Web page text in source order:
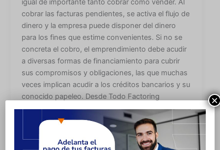
igual de importante tanto cobrar como vender. Al
cobrar las facturas pendientes, se activa el flujo de
dinero y la empresa puede disponer del dinero
para los fines que estime convenientes. Si no se
concreta el cobro, el emprendimiento debe acudir
a diversas formas de financiamiento para cubrir
sus compromisos y obligaciones, las que muchas
veces implican acudir a los créditos bancarios y su
conocido papeleo. Desde Todo Factoring
ofrecemos un servicio de calidad, procurando
establecer una cobranza oportuna y efectiva para
que nunca más tengas que preocuparte de las
facturas a plazo y su seguimiento, facilitándote así
×